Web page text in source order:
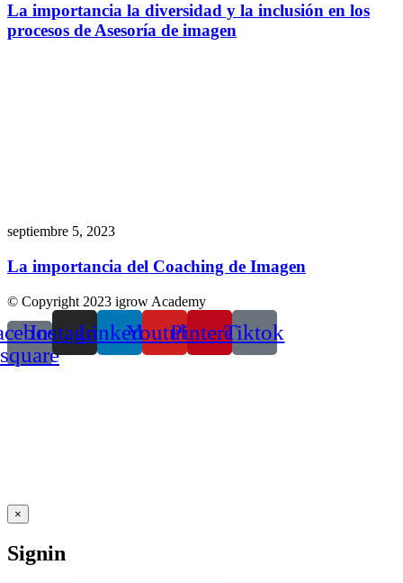
La importancia la diversidad y la inclusión en los
procesos de Asesoría de imagen
septiembre 5, 2023
La importancia del Coaching de Imagen
© Copyright 2023 igrow Academy
square
InstagramLinkedinYoutubePinterestTiktok
×
Signin